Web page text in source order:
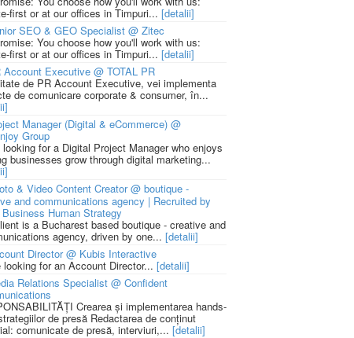
first or at our offices in Timpuri... [detalii]
SEO & GEO Specialist @ Zitec
You choose how you'll work with us:
first or at our offices in Timpuri... [detalii]
Account Executive @ TOTAL PR
de PR Account Executive, vei implementa
de comunicare corporate & consumer, în...
Manager (Digital & eCommerce) @
Group
looking for a Digital Project Manager who enjoys
businesses grow through digital marketing...
& Video Content Creator @ boutique -
and communications agency | Recruited by
Human Strategy
is a Bucharest based boutique - creative and
agency, driven by one... [detalii]
Director @ Kubis Interactive
looking for an Account Director... [detalii]
Relations Specialist @ Confident
Crearea și implementarea hands-
de presă Redactarea de conținut
comunicate de presă, interviuri,... [detalii]